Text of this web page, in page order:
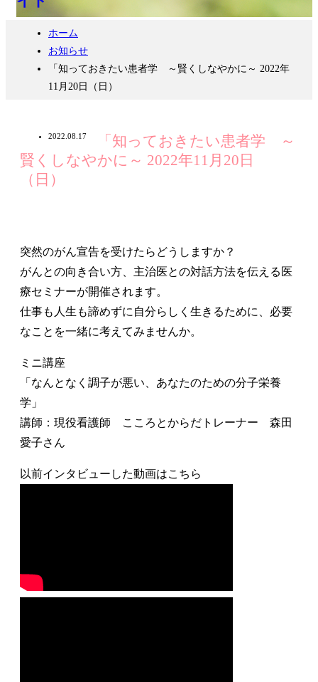
ホーム
お知らせ
「知っておきたい患者学 ～賢くしなやかに～ 2022年
11月20日（日）
2022.08.17
「知っておきたい患者学 ～
賢くしなやかに～ 2022年11月20日
（日）
突然のがん宣告を受けたらどうしますか？
がんとの向き合い方、主治医との対話方法を伝える医
療セミナーが開催されます。
仕事も人生も諦めずに自分らしく生きるために、必要
なことを一緒に考えてみませんか。
ミニ講座
「なんとなく調子が悪い、あなたのための分子栄養
学」
講師：現役看護師 こころとからだトレーナー 森田
愛子さん
以前インタビューした動画はこちら